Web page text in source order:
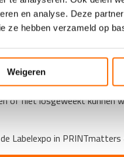
en analyse. Deze
ze hebben verzameld op
Weigeren
verstorend werkt, te
moet een
herijking tegemoet. De
het voorkómen van
niet-verwijderbare
bedoeld en/of functioneel
niet losgeweekt kunnen
Labelexpo in PRINTmatters